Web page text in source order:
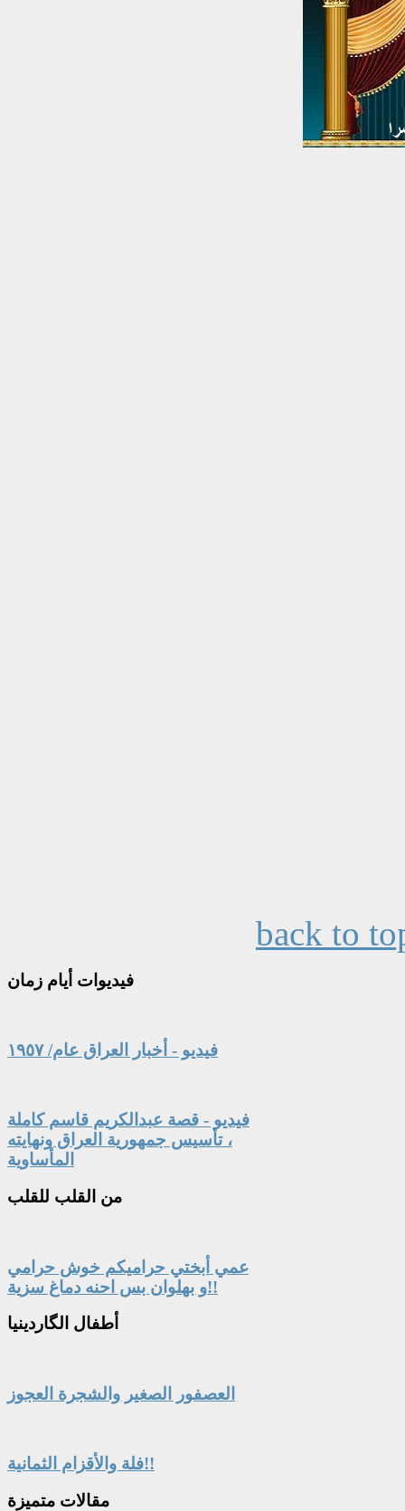
back to
فيديوات أيام زمان
فيديو - أخبار العراق عام/ ١٩٥٧
فيديو - قصة عبدالكريم قاسم كاملة
، تأسيس جمهورية العراق ونهايته
المأساوية
من القلب للقلب
عمي أبختي حراميكم خوش حرامي
و بهلوان بس احنه دماغ سزية!!
أطفال الگاردينيا
العصفور الصغير والشجرة العجوز
فلة والأقزام الثمانية!!
مقالات متميزة